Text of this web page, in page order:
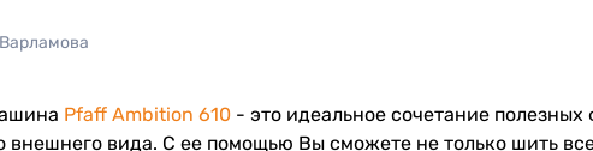
Pfaff Ambition 610- это идеальное сочетание полезных
внешнего вида. С ее помощью Вы сможете не только шить